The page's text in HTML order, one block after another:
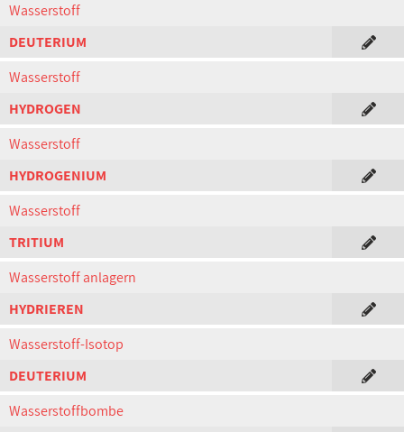
Wasserstoff
DEUTERIUM
Wasserstoff
HYDROGEN
Wasserstoff
HYDROGENIUM
Wasserstoff
TRITIUM
Wasserstoff anlagern
HYDRIEREN
Wasserstoff-Isotop
DEUTERIUM
Wasserstoffbombe